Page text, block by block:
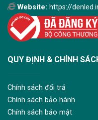
Website: https://
QUY ĐỊNH & CHÍNH
Chính sách đổi trả
Chính sách bảo hành
Chính sách bảo mật